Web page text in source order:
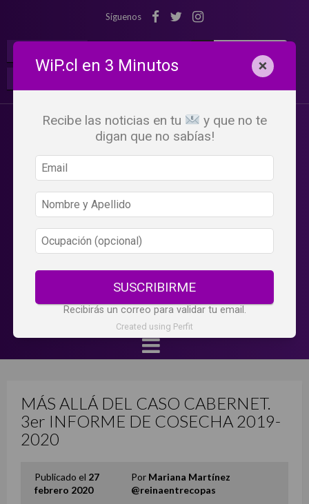
Síguenos
MÁS ALLÁ DEL CASO CABERNET.
3er INFORME DE COSECHA 2019-
2020
Publicado el 27
febrero 2020
Por Mariana Martínez
@reinaentrecopas
WiP.cl en 3 Minutos ×
Recibe las noticias en tu
y que no te
digan que no sabías!
SUSCRIBIRME
Recibirás un correo para validar tu email.
Created using Perfit